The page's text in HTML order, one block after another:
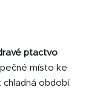
ptactvo
místo ke
chladná období.